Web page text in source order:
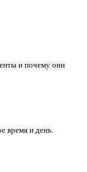
и почему они
время и день.